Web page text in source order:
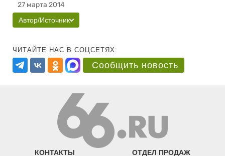
27 марта 2014
Автор/Источник
ЧИТАЙТЕ НАС В СОЦСЕТЯХ:
Сообщить новость
КОНТАКТЫ ОТДЕЛ ПРОДАЖ